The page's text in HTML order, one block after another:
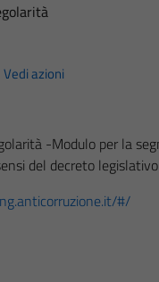
Vedi azioni
-Modulo per la
del decreto
#/